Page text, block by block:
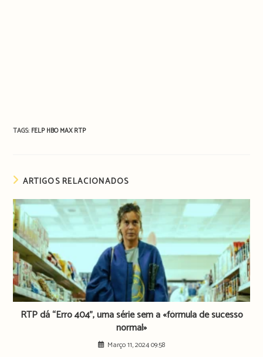
TAGS: FELPHBO MAXRTP
ARTIGOS RELACIONADOS
RTP dá “Erro 404”, uma série sem a «fórmula de sucesso
normal»
Março 11, 2024 09:58